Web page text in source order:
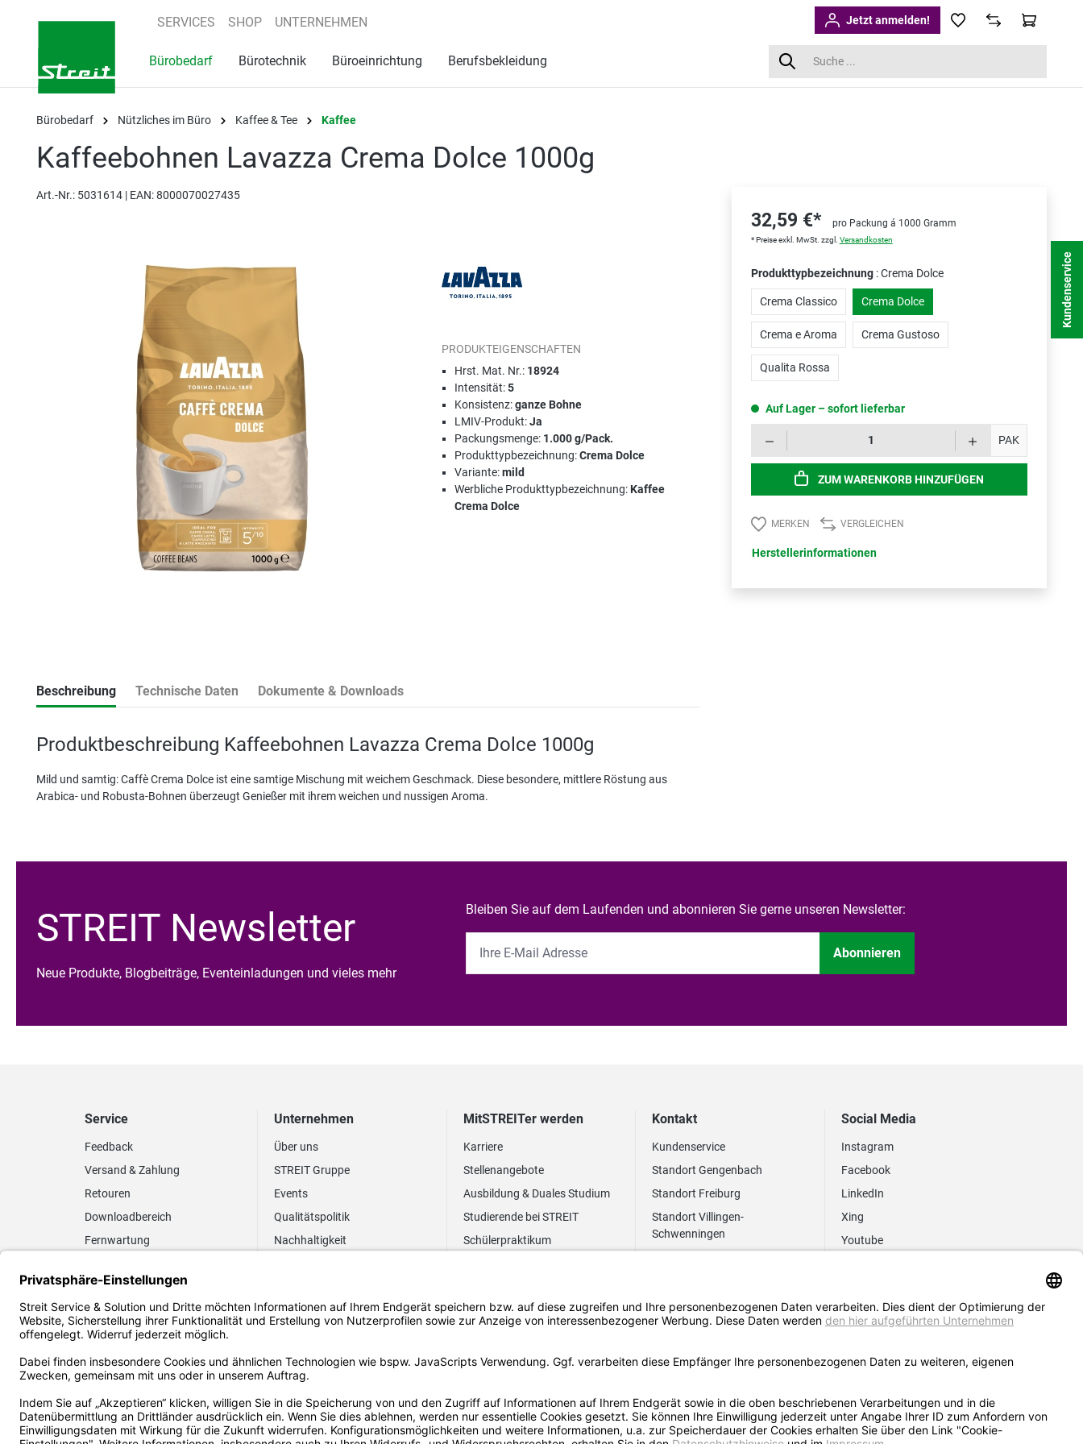
Zur Hauptnavigation springen
SERVICES SHOP UNTERNEHMEN Jetzt anmelden!
Bürobedarf Bürotechnik Büroeinrichtung Berufsbekleidung
Bürobedarf Nützliches im Büro Kaffee & Tee Kaffee
Kaffeebohnen Lavazza Crema Dolce 1000g
Art.-Nr.: 5031614 | EAN: 8000070027435
PRODUKTEIGENSCHAFTEN
Hrst. Mat. Nr.: 18924
Intensität:5
Konsistenz:ganze Bohne
LMIV-Produkt:Ja
Packungsmenge: 1.000 g/Pack.
Produkttypbezeichnung:Crema Dolce
Variante:mild
Werbliche Produkttypbezeichnung:Kaffee
Crema Dolce
Beschreibung Technische Daten Dokumente & Downloads
Produktbeschreibung Kaffeebohnen Lavazza Crema Dolce 1000g
Mild und samtig: Caffè Crema Dolce ist eine samtige Mischung mit weichem Geschmack. Diese besondere, mittlere Röstung aus
Arabica- und Robusta-Bohnen überzeugt Genießer mit ihrem weichen und nussigen Aroma.
32,59 €* pro Packung á 1000 Gramm
* Preise exkl. MwSt. zzgl. Versandkosten
Produkttypbezeichnung : Crema Dolce
Crema Classico Crema Dolce
Crema e Aroma Crema Gustoso
Qualita Rossa
Auf Lager – sofort lieferbar
PAK
ZUM WARENKORB HINZUFÜGEN
MERKEN VERGLEICHEN
Herstellerinformationen
STREIT Newsletter
Neue Produkte, Blogbeiträge, Eventeinladungen und vieles mehr
Bleiben Sie auf dem Laufenden und abonnieren Sie gerne unseren Newsletter:
Abonnieren
Service
Feedback
Versand & Zahlung
Retouren
Downloadbereich
Fernwartung
Elektronischer
Rechnungsversand
FAQ EUDR
Unternehmen
Über uns
STREIT Gruppe
Events
Qualitätspolitik
Nachhaltigkeit
MitSTREITer werden
Karriere
Stellenangebote
Ausbildung & Duales Studium
Studierende bei STREIT
Schülerpraktikum
Kontakt
Kundenservice
Standort Gengenbach
Standort Freiburg
Standort Villingen-
Schwenningen
Social Media
Instagram
Facebook
LinkedIn
Xing
Youtube
Kundenservice